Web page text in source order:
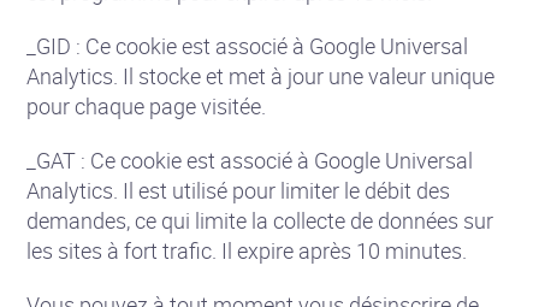
_GID : Ce cookie est associé à Google Universal
Analytics. Il stocke et met à jour une valeur unique
pour chaque page visitée.
_GAT : Ce cookie est associé à Google Universal
Analytics. Il est utilisé pour limiter le débit des
demandes, ce qui limite la collecte de données sur
les sites à fort trafic. Il expire après 10 minutes.